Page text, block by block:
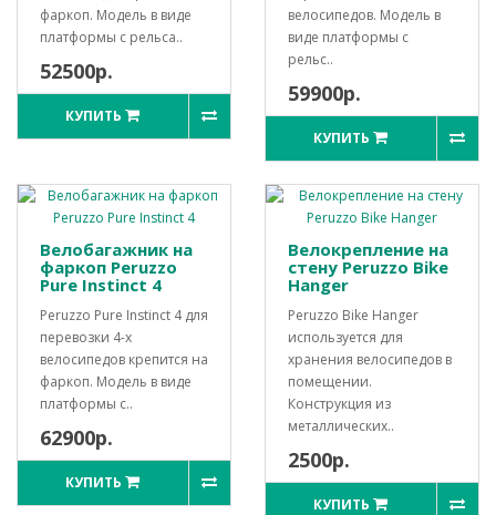
фаркоп. Модель в виде
платформы с рельса..
52500р.
КУПИТЬ
велосипедов. Модель в
виде платформы с
рельс..
59900р.
КУПИТЬ
Велобагажник на
фаркоп Peruzzo
Pure Instinct 4
Peruzzo Pure Instinct 4 для
перевозки 4-х
велосипедов крепится на
фаркоп. Модель в виде
платформы с..
62900р.
КУПИТЬ
Велокрепление на
стену Peruzzo Bike
Hanger
Peruzzo Bike Hanger
используется для
хранения велосипедов в
помещении.
Конструкция из
металлических..
2500р.
КУПИТЬ